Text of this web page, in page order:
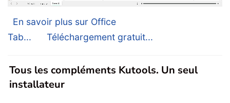
En savoir plus sur Office
Tab...
Téléchargement gratuit...
Tous les compléments Kutools. Un seul
installateur